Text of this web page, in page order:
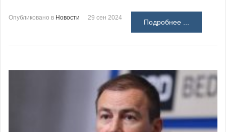
Опубликовано в Новости 29 сен 2024
Подробнее ...